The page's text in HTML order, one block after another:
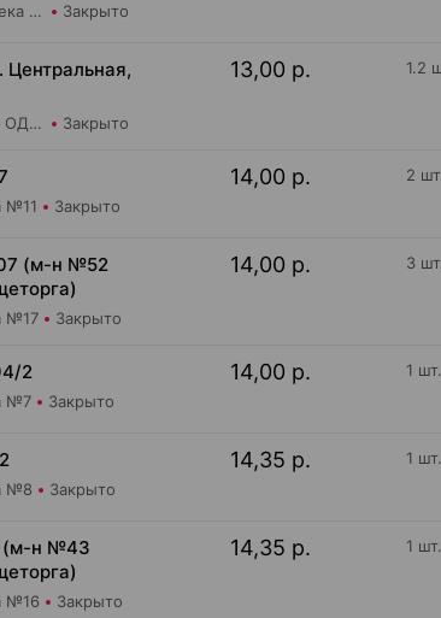
Флора Фарм ООО Аптека №21 Закрыто
Центральная,
Аптекарь Аптека №53 ОДО Аптека №12 Закрыто
13,00 р. 1.2
№11 Закрыто
14,00 р. 2 шт.
(м-н №52
№17 Закрыто
14,00 р. 3 шт.
2
№7 Закрыто
14,00 р. 1 шт.
№8 Закрыто
14,35 р. 1 шт.
(м-н №43
№16 Закрыто
14,35 р. 1 шт.